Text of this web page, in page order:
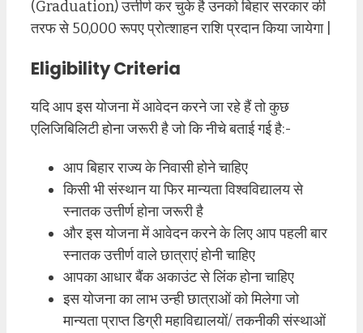
(Graduation) उत्तीर्ण कर चुके है उनको बिहार सरकार की
तरफ से 50,000 रूपए प्रोत्शाहन राशि प्रदान किया जायेगा |
Eligibility Criteria
यदि आप इस योजना में आवेदन करने जा रहे हैं तो कुछ
एलिजिबिलिटी होना जरूरी है जो कि नीचे बताई गई है:-
आप बिहार राज्य के निवासी होने चाहिए
किसी भी संस्थान या फिर मान्यता विश्वविद्यालय से
स्नातक उत्तीर्ण होना जरूरी है
और इस योजना में आवेदन करने के लिए आप पहली बार
स्नातक उत्तीर्ण वाले छात्राएं होनी चाहिए
आपका आधार बैंक अकाउंट से लिंक होना चाहिए
इस योजना का लाभ उन्ही छात्राओं को मिलेगा जो
मान्यता प्राप्त डिग्री महाविद्यालयों/ तकनीकी संस्थाओं